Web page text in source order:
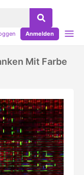
Anmelden
Mit Farbe